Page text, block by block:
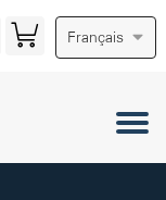
Français